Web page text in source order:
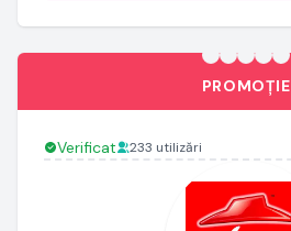
PROMOȚIE
Verificat 233 utilizări